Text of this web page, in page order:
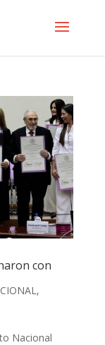
con
,
Nacional